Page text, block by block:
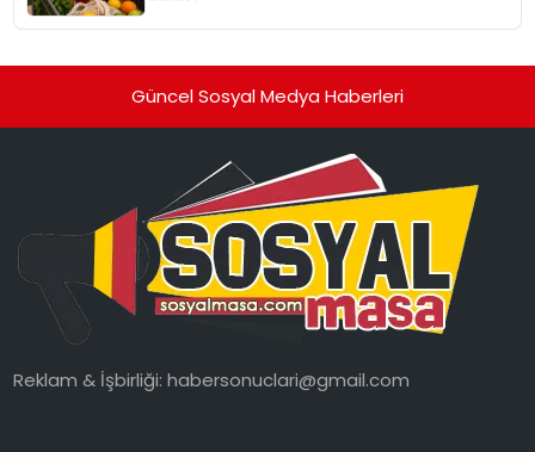
Güncel Sosyal Medya Haberleri
Reklam & İşbirliği:habersonuclari@gmail.com